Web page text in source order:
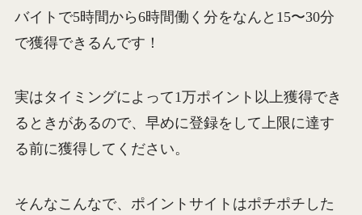
バイトで5時間から6時間働く分をなんと15〜30分
で獲得できるんです！
実はタイミングによって1万ポイント以上獲得でき
るときがあるので、早めに登録をして上限に達す
る前に獲得してください。
そんなこんなで、ポイントサイトはポチポチした